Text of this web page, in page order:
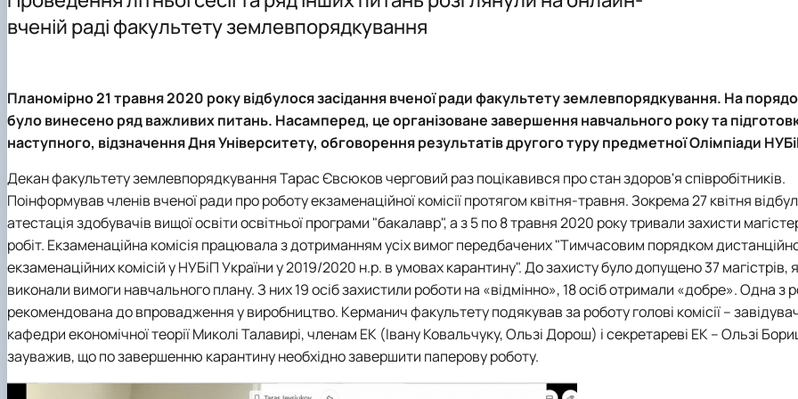
Культурно-виховна робота
Моніторинг якості атмосферного повітря
Електронне середовище
Навчальні лабораторії (матеріально-технічне забезпечення)
Практичне навчання
Студентський науковий гурток «Геодезія»
Студентський науковий гурток «Топографо-геодезичні та картографічні вишукування…
Графік проведення консультацій
вченій раді факультету землевпорядкування
Планомірно 21 травня 2020 року відбулося засідання вченої ради факультету землевпорядкування. На
було винесено ряд важливих питань. Насамперед, це організоване завершення навчального року та
наступного, відзначення Дня Університету, обговорення результатів другого туру предметної Олімпіади
Декан факультету землевпорядкування Тарас Євсюков черговий раз поцікавився про стан здоров'я співробітників.
Поінформував членів вченої ради про роботу екзаменаційної комісії протягом квітня-травня. Зокрема 27 квітня
атестація здобувачів вищої освіти освітньої програми "бакалавр", а з 5 по 8 травня 2020 року тривали захисти
робіт. Екзаменаційна комісія працювала з дотриманням усіх вимог передбачених "Тимчасовим порядком
екзаменаційних комісій у НУБіП України у 2019/2020 н.р. в умовах карантину". До захисту було допущено 37 магістрів,
виконали вимоги навчального плану. З них 19 осіб захистили роботи на «відмінно», 18 осіб отримали «добре». Одна з
рекомендована до впровадження у виробництво. Керманич факультету подякував за роботу голові комісії –
кафедри економічної теорії Миколі Талавирі, членам ЕК (Івану Ковальчуку, Ользі Дорош) і секретареві ЕК – Ользі
зауважив, що по завершенню карантину необхідно завершити паперову роботу.